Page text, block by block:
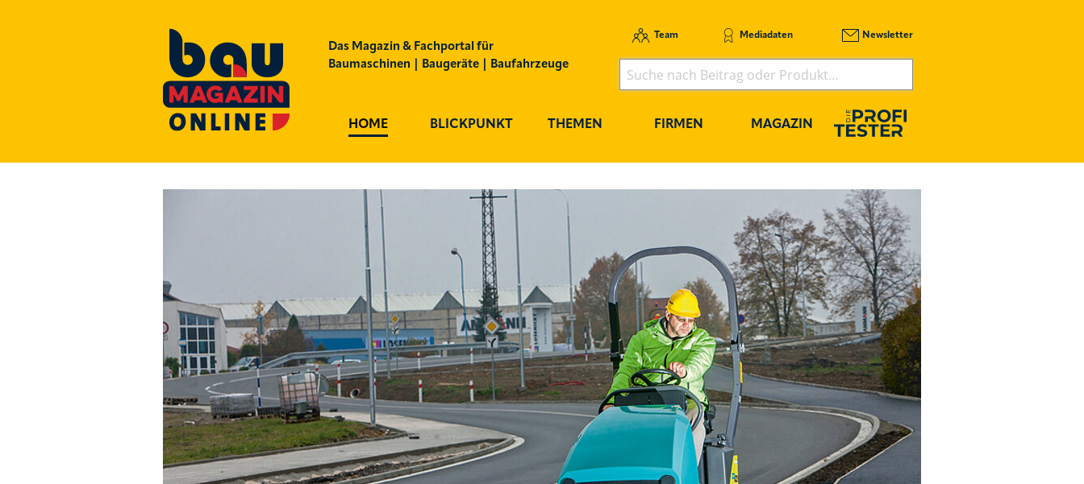
Das Magazin & Fachportal für
Baumaschinen | Baugeräte | Baufahrzeuge
Team Mediadaten Newsletter
HOME BLICKPUNKT THEMEN FIRMEN MAGAZIN